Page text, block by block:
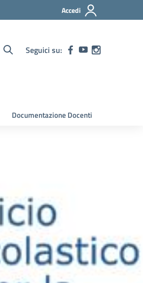
Accedi
Seguici su:
Documentazione Docenti